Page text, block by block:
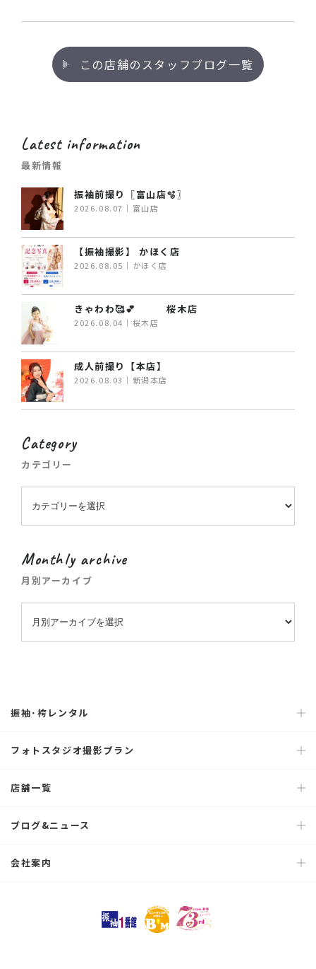
この店舗のスタッフブログ一覧
Latest information
最新情報
振袖前撮り〖富山店🫧〗
2026.08.07｜富山店
【振袖撮影】 かほく店
2026.08.05｜かほく店
きゃわわ🥰💕 桜木店
2026.08.04｜桜木店
成人前撮り【本店】
2026.08.03｜新潟本店
Category
カテゴリー
Monthly archive
月別アーカイブ
振袖･袴レンタル
フォトスタジオ撮影プラン
店舗一覧
ブログ&ニュース
会社案内